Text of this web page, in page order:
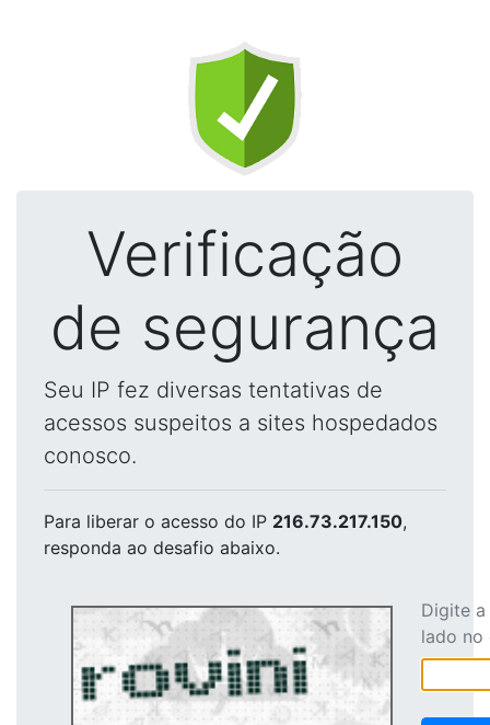
Verificação
de segurança
Seu IP fez diversas tentativas de
acessos suspeitos a sites hospedados
conosco.
Para liberar o acesso do IP 216.73.217.150,
responda ao desafio abaixo.
Digite
lado no